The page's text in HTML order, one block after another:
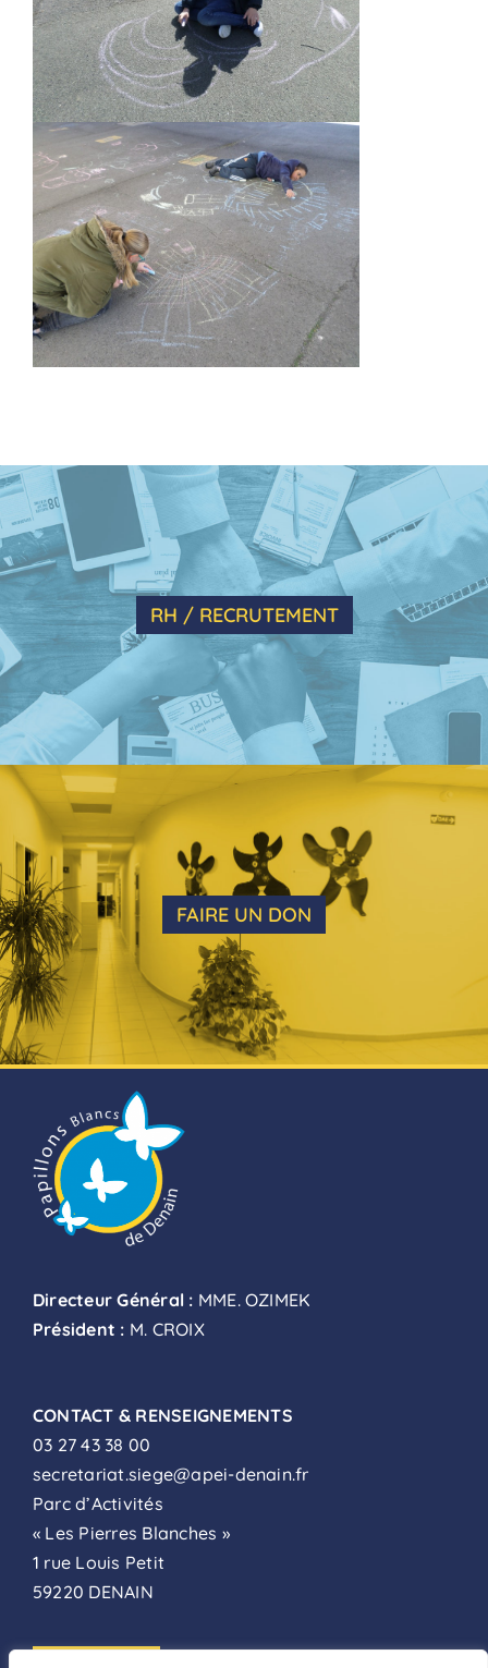
RH / RECRUTEMENT
FAIRE UN DON
Directeur Général : MME. OZIMEK
Président : M. CROIX
CONTACT & RENSEIGNEMENTS
03 27 43 38 00
secretariat.siege@apei-denain.fr
Parc d’Activités
« Les Pierres Blanches »
1 rue Louis Petit
59220 DENAIN